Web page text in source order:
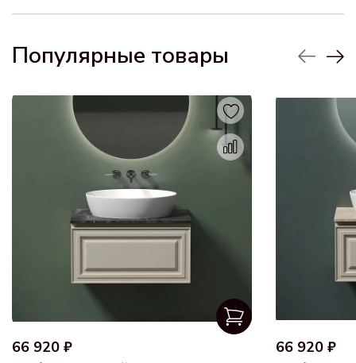
Популярные товары
66 920 ₽ 66 920 ₽